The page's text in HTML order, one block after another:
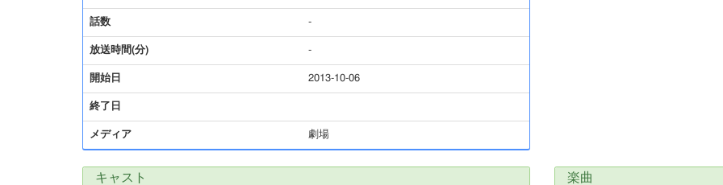
話数 -
放送時間(分) -
開始日 2013-10-06
終了日
メディア 劇場
キャスト 楽曲